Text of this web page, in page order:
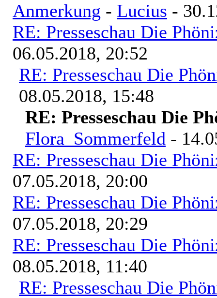
Anmerkung - Lucius -
RE: Presseschau Die
06.05.2018, 20:52
RE: Presseschau Die
08.05.2018, 15:48
RE: Presseschau Die
Flora_Sommerfeld -
RE: Presseschau Die
07.05.2018, 20:00
RE: Presseschau Die
07.05.2018, 20:29
RE: Presseschau Die
08.05.2018, 11:40
RE: Presseschau Die